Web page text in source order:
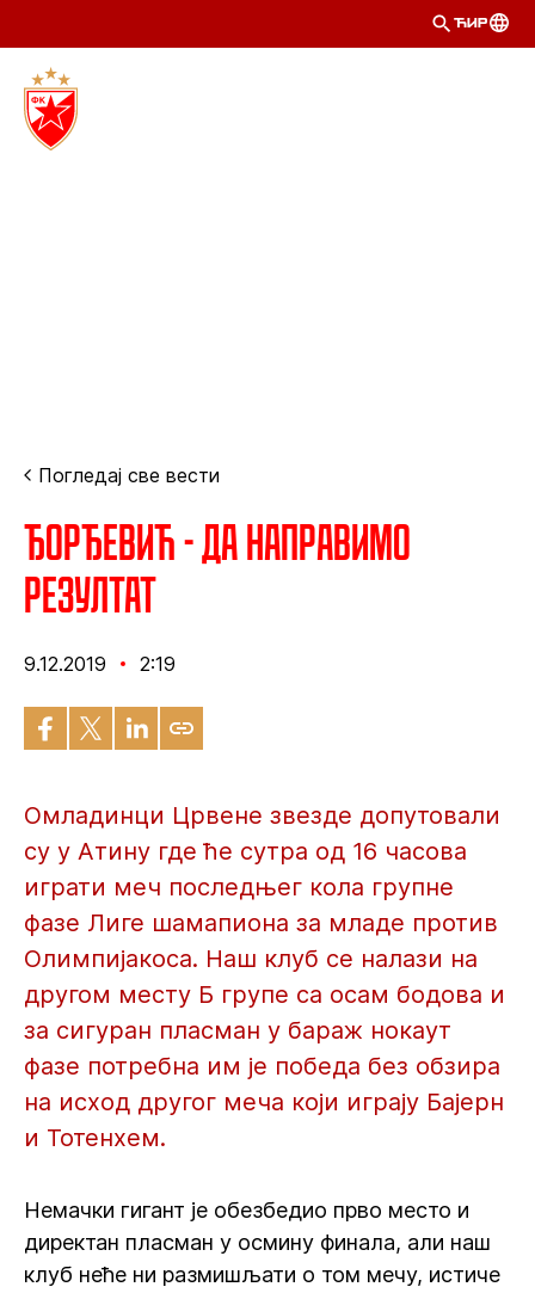
ЋИР
Погледај све вести
Ђорђевић - Да направимо
резултат
9.12.2019 2:19
Омладинци Црвене звезде допутовали
су у Атину где ће сутра од 16 часова
играти меч последњег кола групне
фазе Лиге шамапиона за младе против
Олимпијакоса. Наш клуб се налази на
другом месту Б групе са осам бодова и
за сигуран пласман у бараж нокаут
фазе потребна им је победа без обзира
на исход другог меча који играју Бајерн
и Тотенхем.
Немачки гигант је обезбедио прво место и
директан пласман у осмину финала, али наш
клуб неће ни размишљати о том мечу, истиче